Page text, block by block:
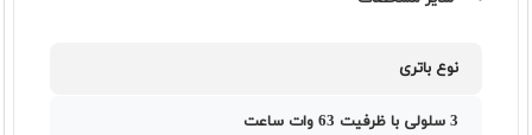
نوع باتری
3 سلولی با ظرفیت 63 وات ساعت